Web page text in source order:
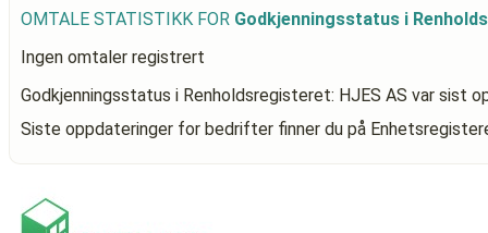
OMTALE STATISTIKK FOR Godkjenningsstatus i
Ingen omtaler registrert
Godkjenningsstatus i Renholdsregisteret: HJES AS var sist
Siste oppdateringer for bedrifter finner du på